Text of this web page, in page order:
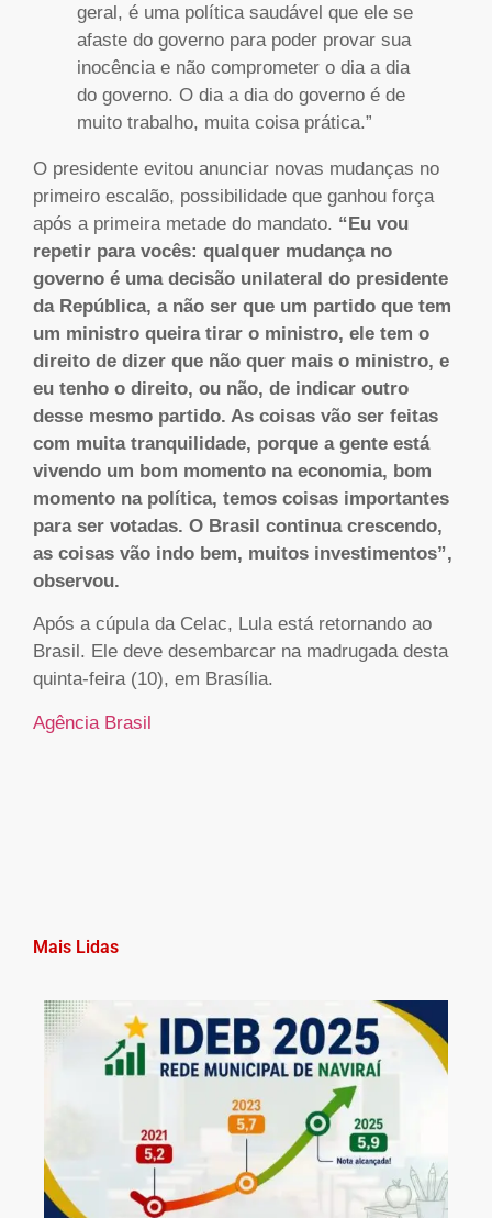
geral, é uma política saudável que ele se
afaste do governo para poder provar sua
inocência e não comprometer o dia a dia
do governo. O dia a dia do governo é de
muito trabalho, muita coisa prática.”
O presidente evitou anunciar novas mudanças no
primeiro escalão, possibilidade que ganhou força
após a primeira metade do mandato. “Eu vou
repetir para vocês: qualquer mudança no
governo é uma decisão unilateral do presidente
da República, a não ser que um partido que tem
um ministro queira tirar o ministro, ele tem o
direito de dizer que não quer mais o ministro, e
eu tenho o direito, ou não, de indicar outro
desse mesmo partido. As coisas vão ser feitas
com muita tranquilidade, porque a gente está
vivendo um bom momento na economia, bom
momento na política, temos coisas importantes
para ser votadas. O Brasil continua crescendo,
as coisas vão indo bem, muitos investimentos”,
observou.
Após a cúpula da Celac, Lula está retornando ao
Brasil. Ele deve desembarcar na madrugada desta
quinta-feira (10), em Brasília.
Agência Brasil
Mais Lidas